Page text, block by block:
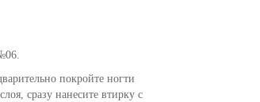
покройте ногти
сразу нанесите втирку с